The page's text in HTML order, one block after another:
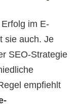
im E-
sie auch. Je
SEO-Strategie
empfiehlt